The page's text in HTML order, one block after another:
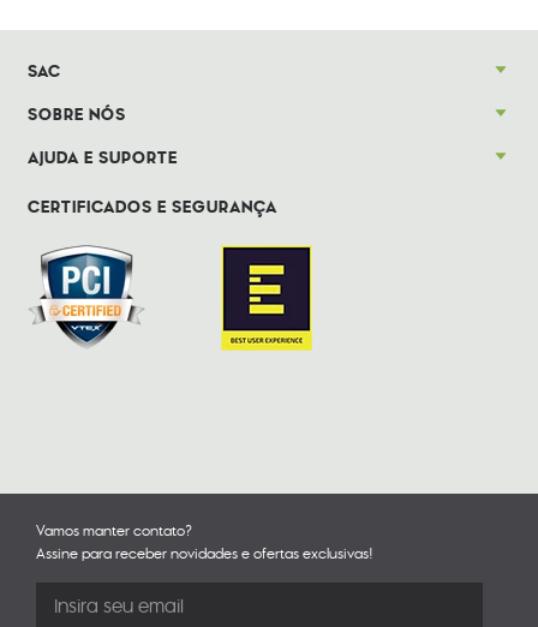
SAC
SOBRE NÓS
AJUDA E SUPORTE
CERTIFICADOS E SEGURANÇA
Vamos manter contato?
Assine para receber novidades e ofertas exclusivas!